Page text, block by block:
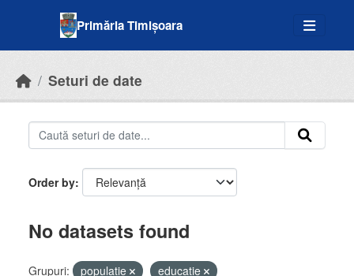
Primăria Timișoara
Seturi de date
Order by
No datasets found
Grupuri: populatie
educatie